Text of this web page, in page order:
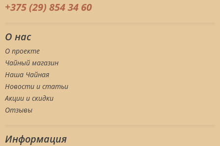
+375 (29) 854 34 60
О нас
О проекте
Чайный магазин
Наша Чайная
Новости и статьи
Акции и скидки
Отзывы
Информация